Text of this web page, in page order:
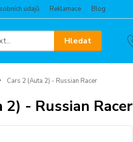
údajů Reklamace Blog
Hledat
Cars 2 (Auta 2) - Russian Racer
2) - Russian Racer